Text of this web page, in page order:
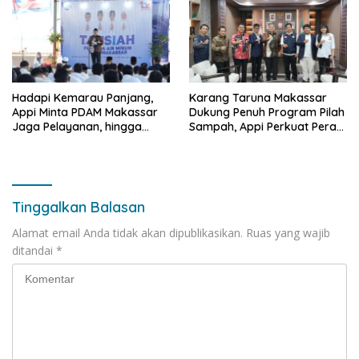
Hadapi Kemarau Panjang,
Appi Minta PDAM Makassar
Jaga Pelayanan, hingga
Karang Taruna Makassar
Dukung Penuh Program Pilah
Sampah, Appi Perkuat Peran
Tinggalkan Balasan
Alamat email Anda tidak akan dipublikasikan. Ruas yang wajib
ditandai *